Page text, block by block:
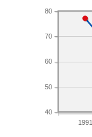
1991
40
50
60
70
80